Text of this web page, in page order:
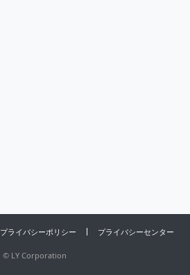
プライバシーポリシー プライバシーセンター
© LY Corporation